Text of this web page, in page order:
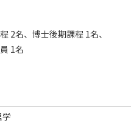
2名、博士後期課程 1名、
1名